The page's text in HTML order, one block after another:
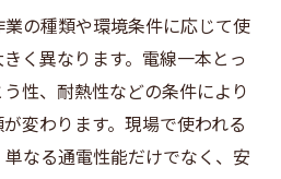
の種類や環境条件に応じて使
く異なります。電線一本とっ
性、耐熱性などの条件により
変わります。現場で使われる
なる通電性能だけでなく、安